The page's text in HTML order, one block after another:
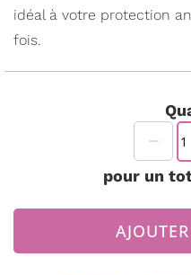
idéal à votre protection
fois.
pour un